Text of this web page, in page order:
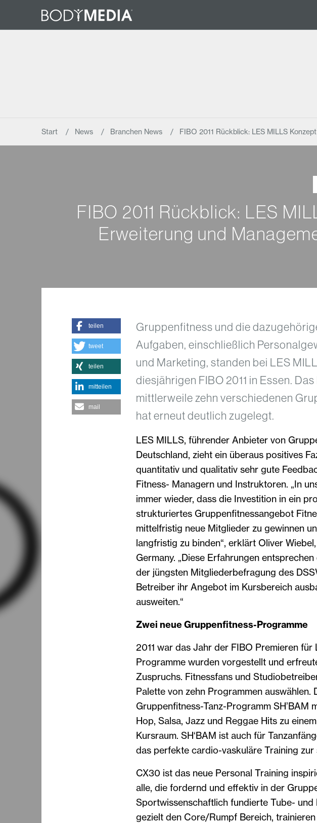
Start News Branchen News FIBO 2011 Rückblick: LES MILLS
FIBO 2011 Rückblick: LES
Erweiterung und
Gruppenfitness und die
Aufgaben, einschließlich
und Marketing, standen bei LES
diesjährigen FIBO 2011 in Essen.
mittlerweile zehn verschiedenen
hat erneut deutlich zugelegt.
LES MILLS, führender Anbieter von
Deutschland, zieht ein überaus positives
quantitativ und qualitativ sehr gute
Fitness- Managern und Instruktoren. „In
immer wieder, dass die Investition in ein
strukturiertes Gruppenfitnessangebot
mittelfristig neue Mitglieder zu gewinnen
langfristig zu binden“, erklärt Oliver
Germany. „Diese Erfahrungen
der jüngsten Mitgliederbefragung des
Betreiber ihr Angebot im Kursbereich
ausweiten.“
Zwei neue Gruppenfitness-Programme
2011 war das Jahr der FIBO Premieren
Programme wurden vorgestellt und
Zuspruchs. Fitnessfans und
Palette von zehn Programmen auswählen.
Gruppenfitness-Tanz-Programm SH’BAM
Hop, Salsa, Jazz und Reggae Hits zu
Kursraum. SH‘BAM ist auch für
das perfekte cardio-vaskuläre Training zur
CX30 ist das neue Personal Training
alle, die fordernd und effektiv in der
Sportwissenschaftlich fundierte Tube- und
gezielt den Core/Rumpf Bereich,
teilen
tweet
teilen
mitteilen
mail